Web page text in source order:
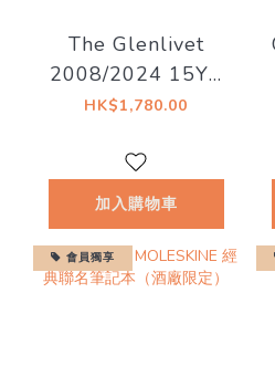
The Glenlivet
2008/2024 15YO
62.1% - The
Collection (200
Year Anniversary
Edition)
HK$1,780.00
加入購物車
會員獨享